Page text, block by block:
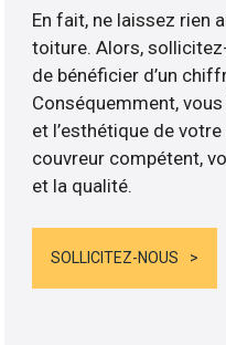
En fait, ne laissez rien
toiture. Alors,
de bénéficier d’un
Conséquemment,
et l’esthétique de
couvreur compétent,
et la qualité.
SOLLICITEZ-NOUS